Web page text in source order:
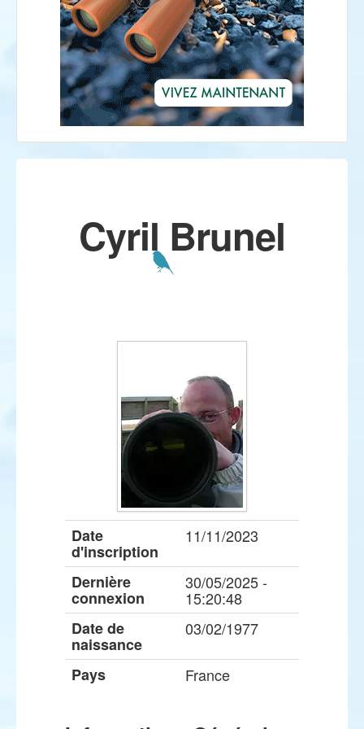
Cyril Brunel
Date
d'inscription
11/11/2023
Dernière
connexion
30/05/2025 -
15:20:48
Date de
naissance
03/02/1977
Pays France